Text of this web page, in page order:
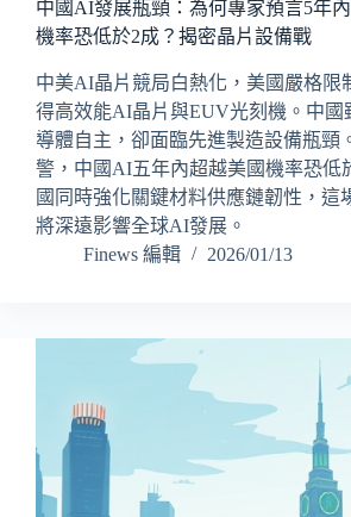
中國AI發展瓶頸：為何專家預言5年
機率恐低於2成？揭密晶片設備戰
中美AI晶片競局白熱化，美國嚴格限
得高效能AI晶片與EUV光刻機。中國
導體自主，卻面臨先進製造設備瓶頸
警，中國AI五年內超越美國機率恐低
國同時強化關鍵材料供應鏈韌性，這
將深遠影響全球AI發展。
Finews 編輯
2026/01/13